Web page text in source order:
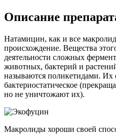
Описание
Натамицин, как и все
происхождение. Вещества
деятельности сложных
животных, бактерий и
называются поликетидами. Их
бактериостатическое
но не уничтожают их).
Макролиды хороши своей